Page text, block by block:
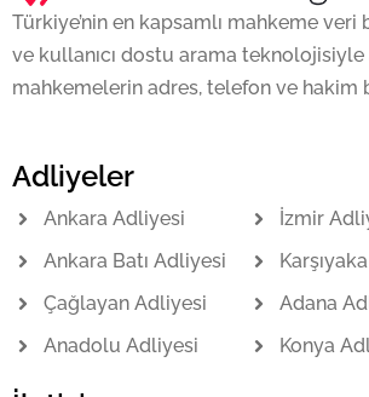
Türkiye’nin en kapsamlı mahkeme veri
ve kullanıcı dostu arama teknolojisiyle
mahkemelerin adres, telefon ve hakim
Adliyeler
Ankara Adliyesi
Ankara Batı Adliyesi
Çağlayan Adliyesi
Anadolu Adliyesi
İzmir
Adana
Konya